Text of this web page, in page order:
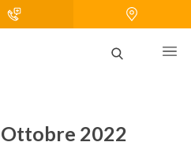
2022